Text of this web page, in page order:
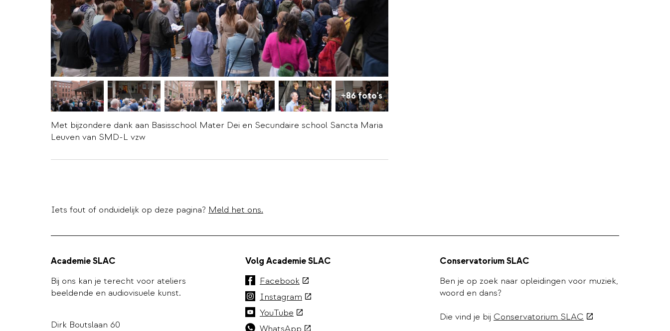
+86 foto's
Met bijzondere dank aan Basisschool Mater Dei en Secundaire school Sancta Maria
Leuven van SMD-L vzw
Iets fout of onduidelijk op deze pagina? Meld het ons.
Academie SLAC
Bij ons kan je terecht voor ateliers
beeldende en audiovisuele kunst.
Dirk Boutslaan 60
Volg Academie SLAC
Facebook(externe
link)
Instagram (externe
link)
YouTube (externe
link)(externe
Conservatorium SLAC
Ben je op zoek naar opleidingen voor muziek,
woord en dans?
Die vind je bij Conservatorium SLAC (externe